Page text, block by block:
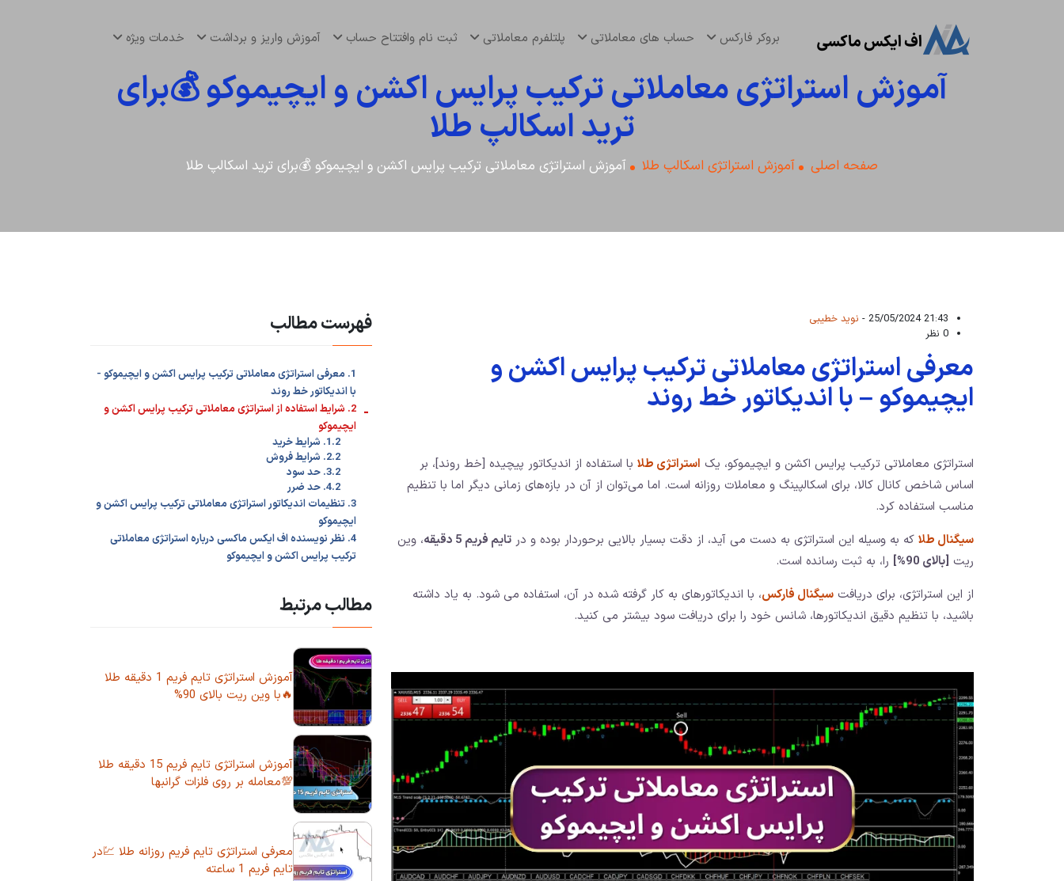
بروکر فارکس حساب های معاملاتی پلتلفرم معاملاتی ثبت نام وافتتاح حساب آموزش واریز و برداشت خدمات ویژه
آموزش استراتژی معاملاتی ترکیب پرایس اکشن و ایچیموکو 💰برای
ترید اسکالپ طلا
صفحه اصلی آموزش استراتژی اسکالپ طلا آموزش استراتژی معاملاتی ترکیب پرایس اکشن و ایچیموکو 💰برای ترید اسکالپ طلا
21:43 25/05/2024 -
نوید خطیبی
0 نظر
معرفی استراتژی معاملاتی ترکیب پرایس اکشن و
ایچیموکو – با اندیکاتور خط روند
استراتژی معاملاتی ترکیب پرایس اکشن و ایچیموکو، یک استراتژی طلا با استفاده از اندیکاتور پیچیده [خط روند]، بر
اساس شاخص کانال کالا، برای اسکالپینگ و معاملات روزانه است. اما می‌توان از آن در بازه‌های زمانی دیگر اما با تنظیم
مناسب استفاده کرد.
سیگنال طلا که به وسیله این استراتژی به دست می آید، از دقت بسیار بالایی برحوردار بوده و در تایم فریم 5 دقیقه
، وین
ریت [بالای 90%]
را، به ثبت رسانده است.
از این استراتژی، برای دریافت سیگنال فارکس، با اندیکاتورهای به کار گرفته شده در آن، استفاده می شود. به یاد داشته
باشید، با تنظیم دقیق اندیکاتورها، شانس خود را برای دریافت سود بیشتر می کنید.
فهرست مطالب
1. معرفی استراتژی معاملاتی ترکیب پرایس اکشن و ایچیموکو -
با اندیکاتور خط روند
2. شرایط استفاده از استراتژی معاملاتی ترکیب پرایس اکشن و
ایچیموکو
-
1.2. شرایط خرید
2.2. شرایط فروش
3.2. حد سود
4.2. حد ضرر
3. تنظیمات اندیکاتور استراتژی معاملاتی ترکیب پرایس اکشن و
ایچیموکو
4. نظر نویسنده اف ایکس ماکسی درباره استراتژی معاملاتی
ترکیب پرایس اکشن و ایچیموکو
مطالب مرتبط
آموزش استراتژی تایم فریم 1 دقیقه طلا
🔥با وین ریت بالای 90%
آموزش استراتژی تایم فریم 15 دقیقه طلا
💯معامله بر روی فلزات گرانبها
معرفی استراتژی تایم فریم روزانه طلا 💹در
تایم فریم 1 ساعته